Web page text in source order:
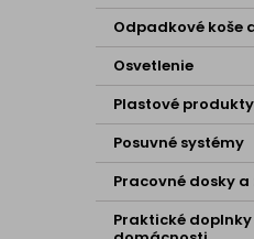
Odpadkové koše
Osvetlenie
Plastové produkty
Posuvné systémy
Pracovné dosky
Praktické